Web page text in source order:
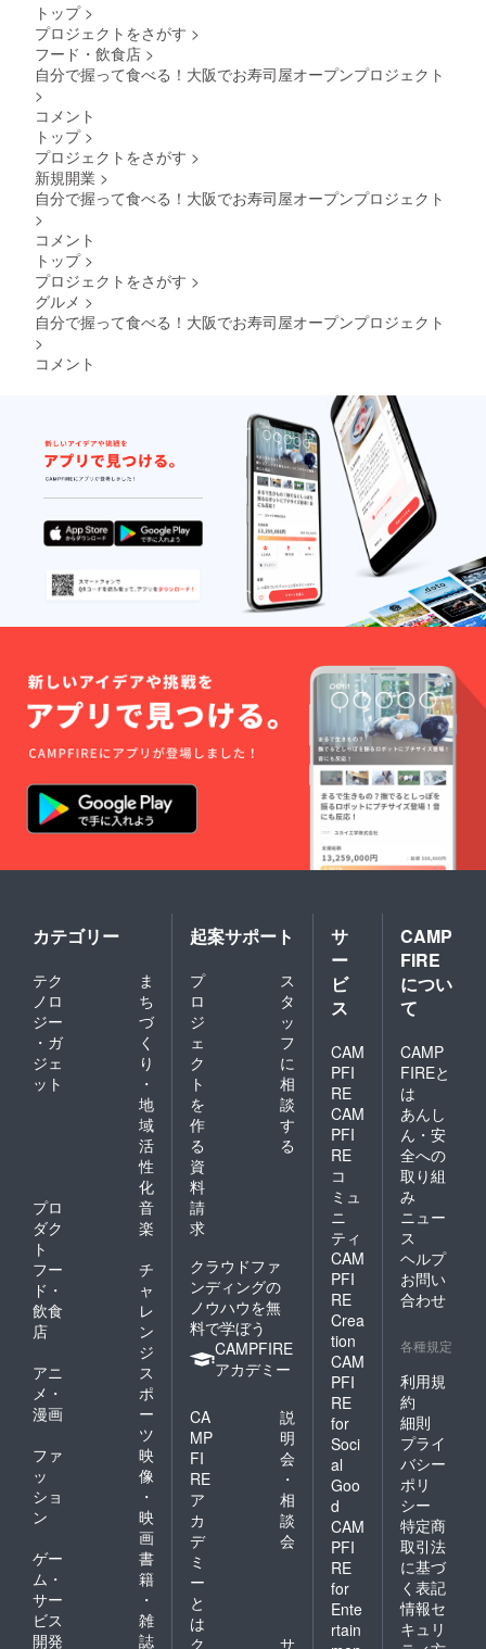
トップ >
プロジェクトをさがす >
フード・飲食店 >
自分で握って食べる！大阪でお寿司屋オープンプロジェクト
>
コメント
トップ >
プロジェクトをさがす >
新規開業 >
自分で握って食べる！大阪でお寿司屋オープンプロジェクト
>
コメント
トップ >
プロジェクトをさがす >
グルメ >
自分で握って食べる！大阪でお寿司屋オープンプロジェクト
>
コメント
カテゴリー
テク
ノロ
ジー
・ガ
ジェ
ット
ま
ち
づ
く
り
・
地
域
活
性
化
プロ
ダク
ト
音
楽
フー
ド・
飲食
店
チ
ャ
レ
ン
ジ
アニ
メ・
漫画
ス
ポ
ー
ツ
ファ
ッ
ショ
ン
映
像
・
映
画
ゲー
ム・
サー
ビス
開発
書
籍
・
雑
誌
起案サポート
プ
ロ
ジ
ェ
ク
ト
を
作
る
ス
タ
ッ
フ
に
相
談
す
る
資
料
請
求
クラウドファ
ンディングの
ノウハウを無
料で学ぼう
CAMPFIRE
アカデミー
CA
MP
FI
RE
ア
カ
デ
ミ
ー
と
は
説
明
会
・
相
談
会
ク サ
サ
ー
ビ
ス
CAM
PFI
RE
CAM
PFI
RE
コ
ミュ
ニ
ティ
CAM
PFI
RE
Crea
tion
CAM
PFI
RE
for
Soci
al
Goo
d
CAM
PFI
RE
for
Ente
rtain
CAMP
FIRE
につい
て
CAMP
FIREと
は
あんし
ん・安
全への
取り組
み
ニュー
ス
ヘルプ
お問い
合わせ
各種規定
利用規
約
細則
プライ
バシー
ポリ
シー
特定商
取引法
に基づ
く表記
情報セ
キュリ